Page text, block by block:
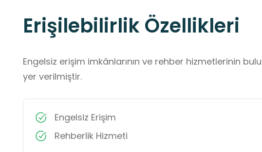
Erişilebilirlik Özellikleri
Engelsiz erişim imkânlarının ve rehber hizmetlerinin
yer verilmiştir.
Engelsiz Erişim
Rehberlik Hizmeti